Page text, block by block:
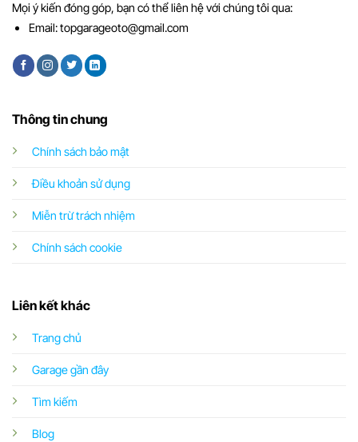
Thông tin chung
Chính sách bảo mật
Điều khoản sử dụng
Miễn trừ trách nhiệm
Chính sách cookie
Liên kết khác
Trang chủ
Garage gần đây
Tìm kiếm
Blog
Mọi ý kiến đóng góp, bạn có thể liên hệ với chúng tôi qua:
Email:topgarageoto@gmail.com